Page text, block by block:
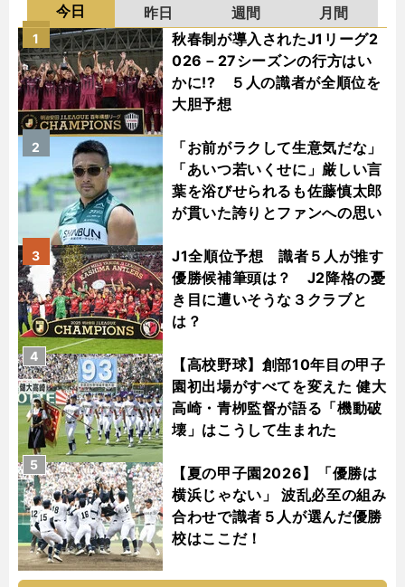
今日 昨日 週間
月間
秋春制が導入されたJ1リーグ2
026－27シーズンの行方はい
かに!? ５人の識者が全順位を
大胆予想
1
「お前がラクして生意気だな」
「あいつ若いくせに」厳しい言
葉を浴びせられるも佐藤慎太郎
が貫いた誇りとファンへの思い
2
J1全順位予想 識者５人が推す
優勝候補筆頭は？ J2降格の憂
き目に遭いそうな３クラブと
は？
3
【高校野球】創部10年目の甲子
園初出場がすべてを変えた 健大
高崎・青栁監督が語る「機動破
壊」はこうして生まれた
4
【夏の甲子園2026】「優勝は
横浜じゃない」 波乱必至の組み
合わせで識者５人が選んだ優勝
校はここだ！
5